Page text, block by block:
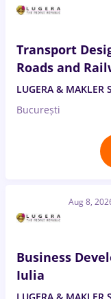
Transport
Roads and
LUGERA & MAKLER
București
Aug 8,
Business
Iulia